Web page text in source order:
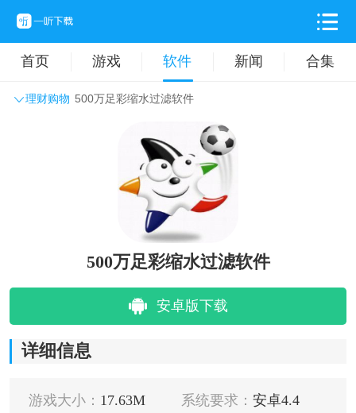
首页 游戏 软件 新闻 合集
理财购物 500万足彩缩水过滤软件
旅游出行
拍摄美化 时尚购物
500万足彩缩水过滤软件
安卓版下载
详细信息
游戏大小： 17.63M 系统要求： 安卓4.4